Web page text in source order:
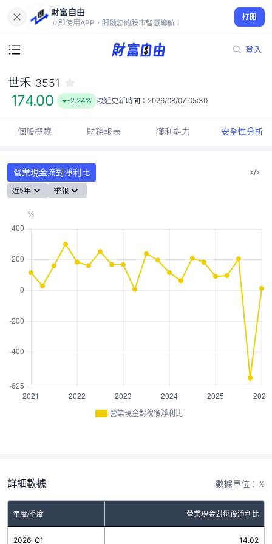
財富自由
立即使用APP，開啟您的股市智慧導航！
打開
登入
174.00
-2.24%
世禾 3551
174.00 -2.24% 最近更新時間： 2026/08/07 05:30
個股概覽 財務報表 獲利能力 安全性分析
營業現金流對淨利比
近5年 季報
營業現金對稅後淨利比
詳細數據 數據單位：%
年度/季度 營業現金對稅後淨利比
2026-Q1 14.02